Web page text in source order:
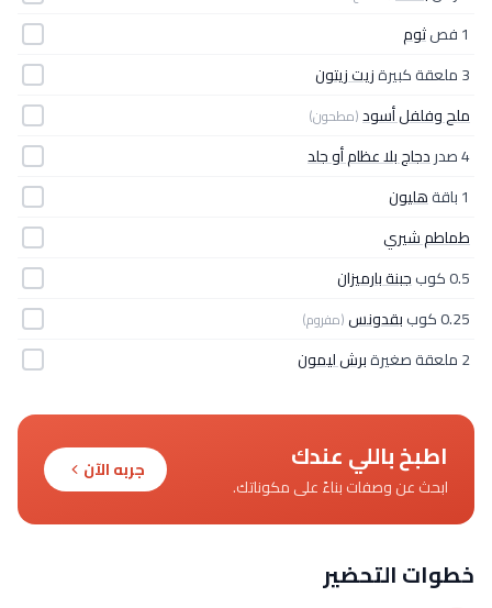
1 فص
ثوم
3 ملعقة كبيرة
زيت زيتون
ملح وفلفل أسود(مطحون)
4 صدر
دجاج بلا عظام أو جلد
1 باقة
هليون
طماطم شيري
0.5 كوب
جبنة بارميزان
0.25 كوب
بقدونس(مفروم)
2 ملعقة صغيرة برش ليمون
اطبخ باللي عندك
ابحث عن وصفات بناءً على مكوناتك.
جربه الآن
خطوات التحضير